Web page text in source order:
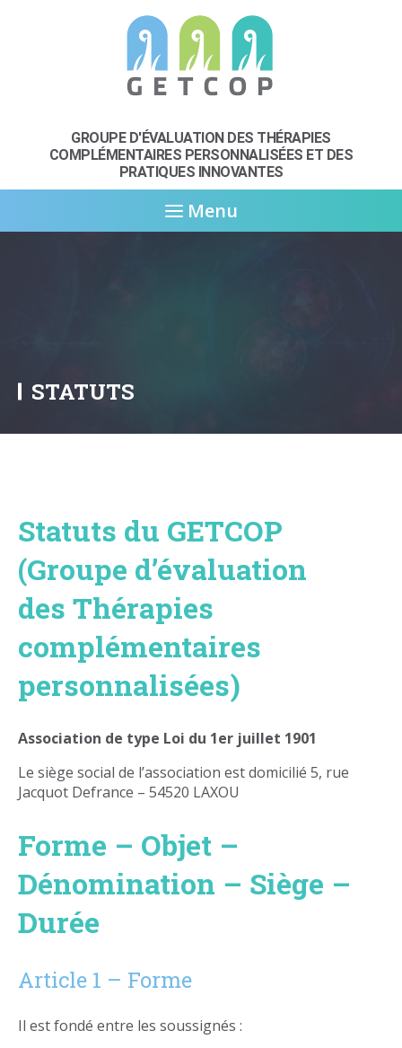
GROUPE D'ÉVALUATION DES THÉRAPIES
COMPLÉMENTAIRES PERSONNALISÉES ET DES
PRATIQUES INNOVANTES
Menu
STATUTS
Statuts du GETCOP
(Groupe d’évaluation
des Thérapies
complémentaires
personnalisées)
Association de type Loi du 1er juillet 1901
Le siège social de l’association est domicilié 5, rue
Jacquot Defrance – 54520 LAXOU
Forme – Objet –
Dénomination – Siège –
Durée
Article 1 – Forme
Il est fondé entre les soussignés :